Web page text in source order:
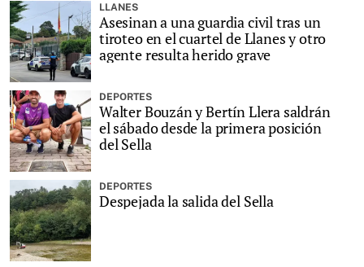
LLANES
Asesinan a una guardia civil tras un
tiroteo en el cuartel de Llanes y otro
agente resulta herido grave
DEPORTES
Walter Bouzán y Bertín Llera saldrán
el sábado desde la primera posición
del Sella
DEPORTES
Despejada la salida del Sella